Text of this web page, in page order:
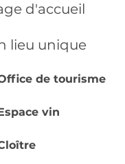
d'accueil
lieu unique
de tourisme
vin
Ouest, 24240